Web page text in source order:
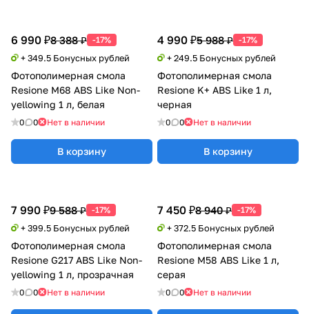
6 990 ₽8 388 ₽ -17%
+ 349.5 Бонусных рублей
Фотополимерная смола
Resione M68 ABS Like Non-
yellowing 1 л, белая
0 0 Нет в наличии
В корзину
4 990 ₽5 988 ₽ -17%
+ 249.5 Бонусных рублей
Фотополимерная смола
Resione K+ ABS Like 1 л,
черная
0 0 Нет в наличии
В корзину
7 990 ₽9 588 ₽ -17%
+ 399.5 Бонусных рублей
Фотополимерная смола
Resione G217 ABS Like Non-
yellowing 1 л, прозрачная
0 0 Нет в наличии
7 450 ₽8 940 ₽ -17%
+ 372.5 Бонусных рублей
Фотополимерная смола
Resione M58 ABS Like 1 л,
серая
0 0 Нет в наличии